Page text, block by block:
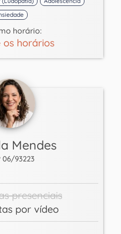
horário:
os horários
Mendes
06/93223
presenciais
por vídeo